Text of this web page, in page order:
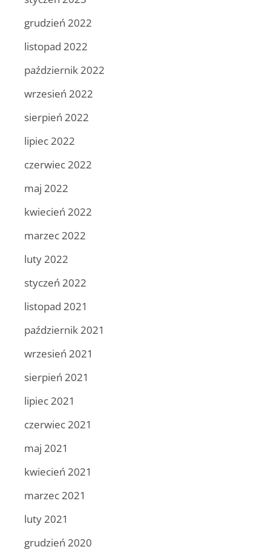
grudzień 2022
listopad 2022
październik 2022
wrzesień 2022
sierpień 2022
lipiec 2022
czerwiec 2022
maj 2022
kwiecień 2022
marzec 2022
luty 2022
styczeń 2022
listopad 2021
październik 2021
wrzesień 2021
sierpień 2021
lipiec 2021
czerwiec 2021
maj 2021
kwiecień 2021
marzec 2021
luty 2021
grudzień 2020